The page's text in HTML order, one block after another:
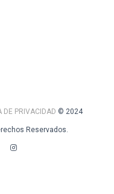
DE PRIVACIDAD © 2024
Reservados.